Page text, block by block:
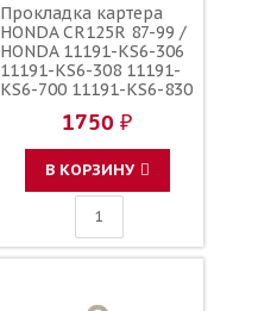
Прокладка картера
HONDA CR125R 87-99 /
HONDA 11191-KS6-306
11191-KS6-308 11191-
KS6-700 11191-KS6-830
KS6-881 11191-KZ4-
860 11191-KZ4-890
1750 ₽
В КОРЗИНУ